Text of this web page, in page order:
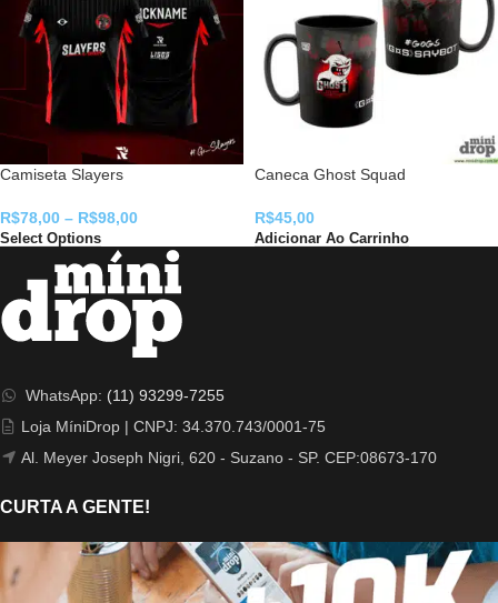
Camiseta Slayers
R$78,00 – R$98,00
Select Options
Caneca Ghost Squad
R$45,00
Adicionar Ao Carrinho
WhatsApp: (11) 93299-7255
Loja MíniDrop | CNPJ: 34.370.743/0001-75
Al. Meyer Joseph Nigri, 620 - Suzano - SP. CEP:08673-170
CURTA A GENTE!